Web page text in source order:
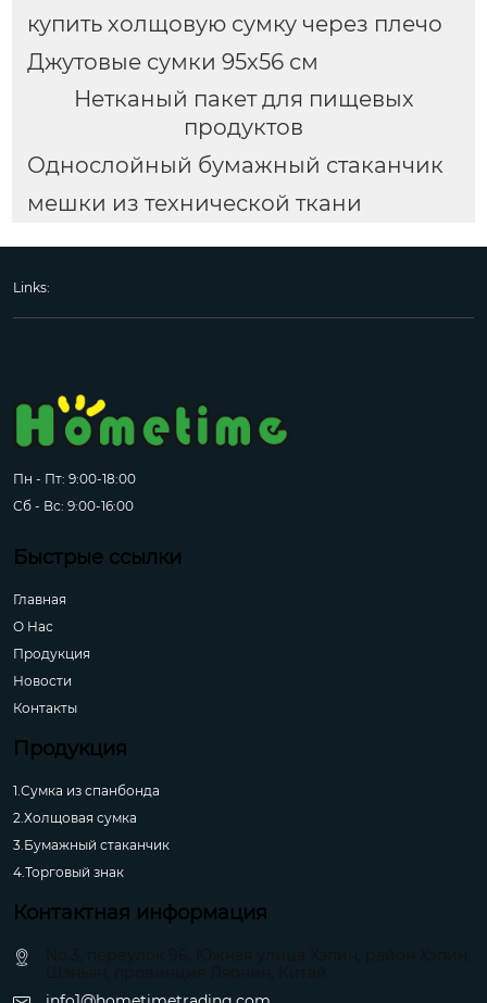
купить холщовую сумку через плечо
Джутовые сумки 95x56 см
Нетканый пакет для пищевых
продуктов
Однослойный бумажный стаканчик
мешки из технической ткани
Links:
Пн - Пт: 9:00-18:00
Сб - Вс: 9:00-16:00
Быстрые ссылки
Главная
О Hас
Продукция
Новости
Контакты
Продукция
1.Сумка из спанбонда
2.Холщовая сумка
3.Бумажный стаканчик
4.Торговый знак
Контактная информация